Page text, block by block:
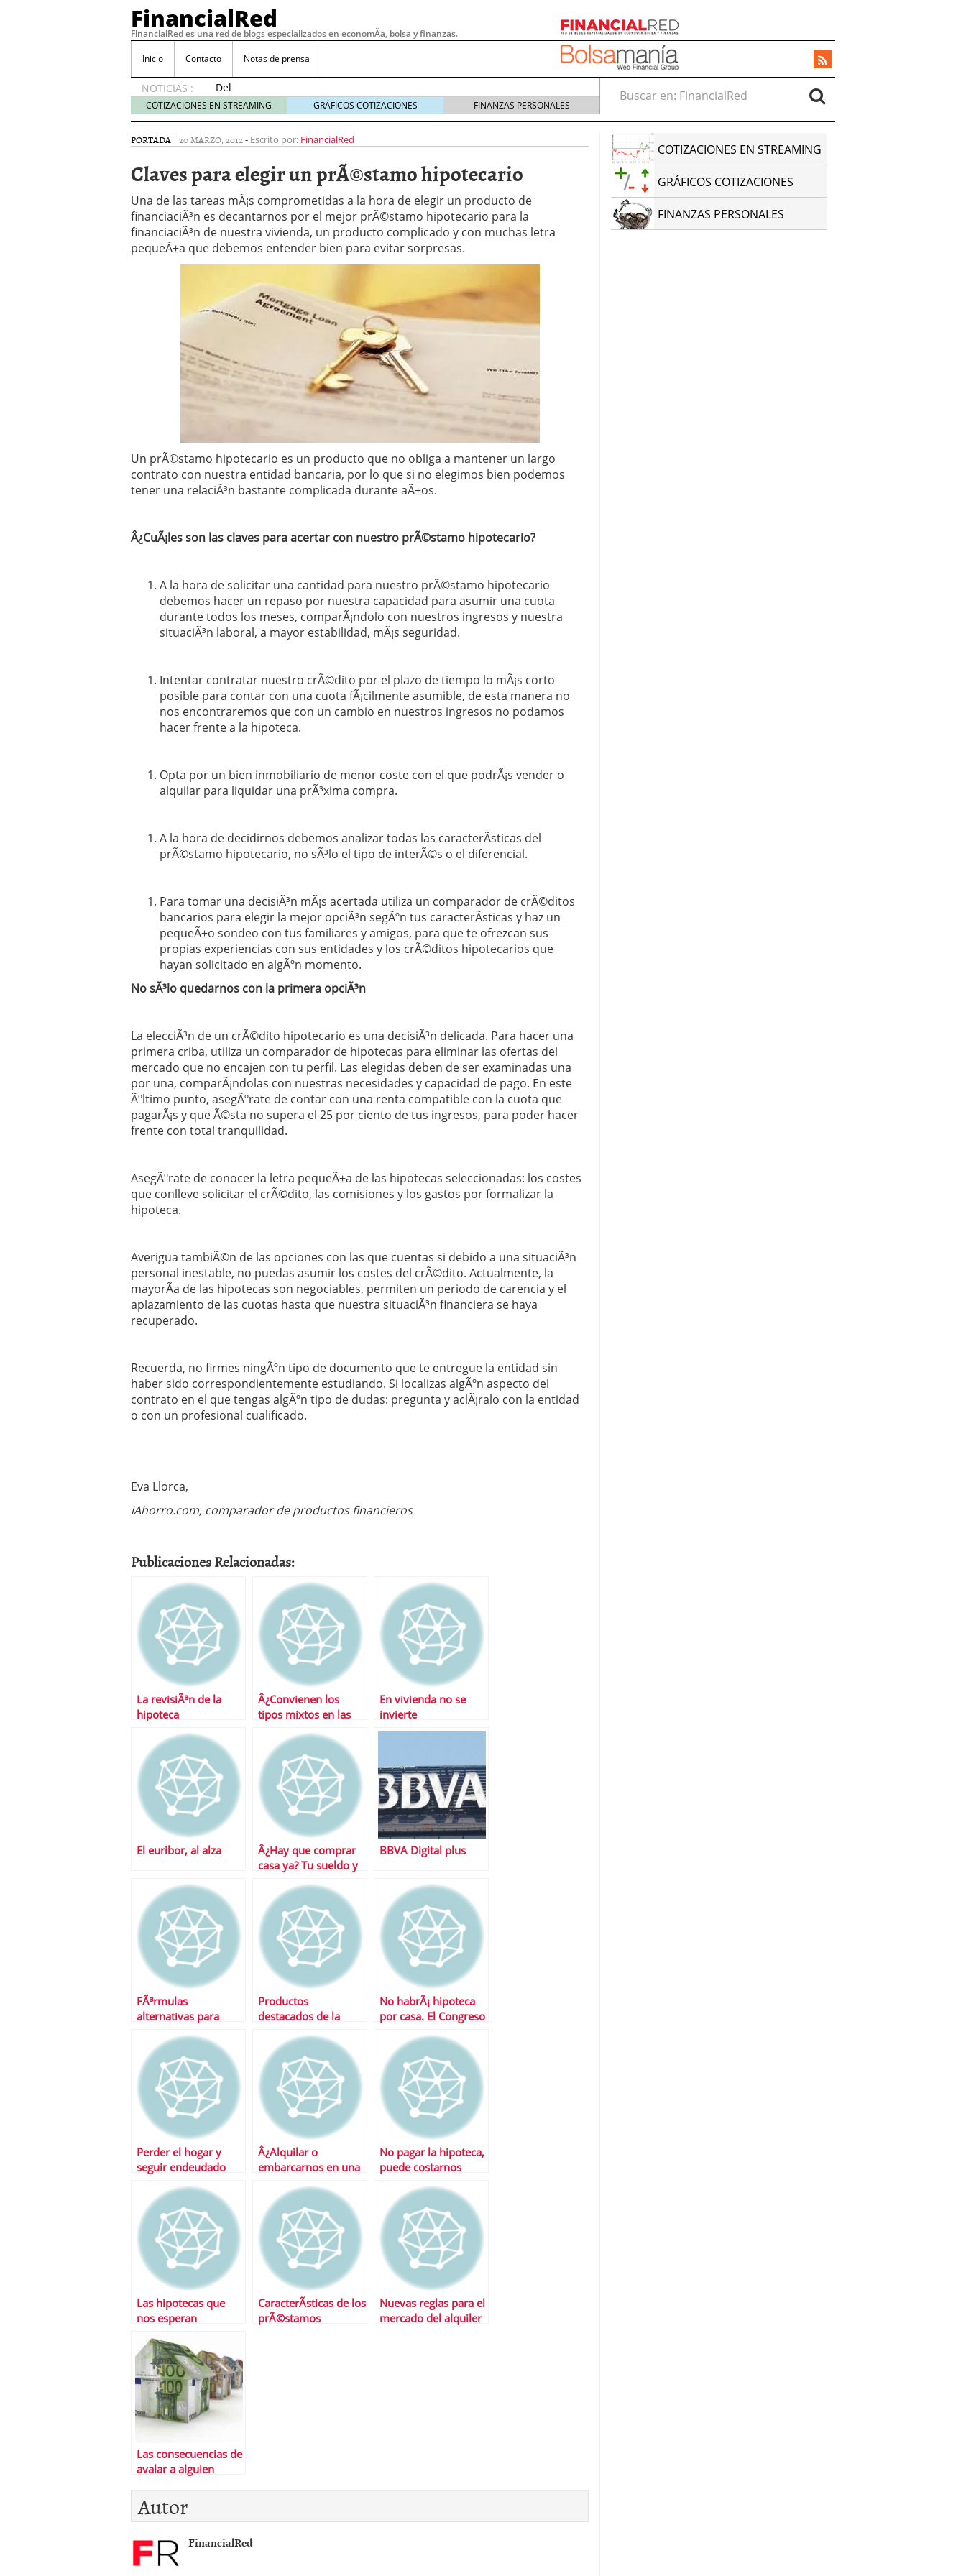
FinancialRed
FinancialRed es una red de blogs especializados en economÃ­a, bolsa y finanzas.
Inicio Contacto Notas de prensa
NOTICIAS :
Del
depósito
a la
cómo
cambiando
gestión
del
ahorro
en
Seguros de convenio en pymes: la obligación que muchas empresas
descubren cuando ya es demasiado tarde 20/07/2026
ReseÃ±a de SIFX: Lo Que Deben Saber los Traders Mexicanos Antes de
29/06/2026
Crear empresa online vs proceso tradicional: ventajas reales para pymes
29/05/2026
CÃ³mo afrontar una baja mÃ©dica cuando trabajas por cuenta propia
26/05/2026
COTIZACIONES EN STREAMING GRÁFICOS COTIZACIONES FINANZAS PERSONALES
Buscar en:
PORTADA | 20 MARZO, 2012- Escrito por: FinancialRed
Claves para elegir un prÃ©stamo hipotecario
Una de las tareas mÃ¡s comprometidas a la hora de elegir un producto de
financiaciÃ³n es decantarnos por el mejor prÃ©stamo hipotecario para la
financiaciÃ³n de nuestra vivienda, un producto complicado y con muchas letra
pequeÃ±a que debemos entender bien para evitar sorpresas.
Un prÃ©stamo hipotecario es un producto que no obliga a mantener un largo
contrato con nuestra entidad bancaria, por lo que si no elegimos bien podemos
tener una relaciÃ³n bastante complicada durante aÃ±os.
Â¿CuÃ¡les son las claves para acertar con nuestro prÃ©stamo hipotecario?
A la hora de solicitar una cantidad para nuestro prÃ©stamo hipotecario
debemos hacer un repaso por nuestra capacidad para asumir una cuota
durante todos los meses, comparÃ¡ndolo con nuestros ingresos y nuestra
situaciÃ³n laboral, a mayor estabilidad, mÃ¡s seguridad.
Intentar contratar nuestro crÃ©dito por el plazo de tiempo lo mÃ¡s corto
posible para contar con una cuota fÃ¡cilmente asumible, de esta manera no
nos encontraremos que con un cambio en nuestros ingresos no podamos
hacer frente a la hipoteca.
Opta por un bien inmobiliario de menor coste con el que podrÃ¡s vender o
alquilar para liquidar una prÃ³xima compra.
A la hora de decidirnos debemos analizar todas las caracterÃ­sticas del
prÃ©stamo hipotecario, no sÃ³lo el tipo de interÃ©s o el diferencial.
Para tomar una decisiÃ³n mÃ¡s acertada utiliza un comparador de crÃ©ditos
bancarios para elegir la mejor opciÃ³n segÃºn tus caracterÃ­sticas y haz un
pequeÃ±o sondeo con tus familiares y amigos, para que te ofrezcan sus
propias experiencias con sus entidades y los crÃ©ditos hipotecarios que
hayan solicitado en algÃºn momento.
No sÃ³lo quedarnos con la primera opciÃ³n
La elecciÃ³n de un crÃ©dito hipotecario es una decisiÃ³n delicada. Para hacer una
primera criba, utiliza un comparador de hipotecas para eliminar las ofertas del
mercado que no encajen con tu perfil. Las elegidas deben de ser examinadas una
por una, comparÃ¡ndolas con nuestras necesidades y capacidad de pago. En este
Ãºltimo punto, asegÃºrate de contar con una renta compatible con la cuota que
pagarÃ¡s y que Ã©sta no supera el 25 por ciento de tus ingresos, para poder hacer
frente con total tranquilidad.
AsegÃºrate de conocer la letra pequeÃ±a de las hipotecas seleccionadas: los costes
que conlleve solicitar el crÃ©dito, las comisiones y los gastos por formalizar la
hipoteca.
Averigua tambiÃ©n de las opciones con las que cuentas si debido a una situaciÃ³n
personal inestable, no puedas asumir los costes del crÃ©dito. Actualmente, la
mayorÃ­a de las hipotecas son negociables, permiten un periodo de carencia y el
aplazamiento de las cuotas hasta que nuestra situaciÃ³n financiera se haya
recuperado.
Recuerda, no firmes ningÃºn tipo de documento que te entregue la entidad sin
haber sido correspondientemente estudiando. Si localizas algÃºn aspecto del
contrato en el que tengas algÃºn tipo de dudas: pregunta y aclÃ¡ralo con la entidad
o con un profesional cualificado.
Eva Llorca,
iAhorro.com, comparador de productos financieros
Publicaciones Relacionadas:
La revisiÃ³n de la
hipoteca
Â¿Convienen los
tipos mixtos en las
En vivienda no se
invierte
El euribor, al alza
Â¿Hay que comprar
casa ya? Tu sueldo y
tienen la palabra
BBVA Digital plus
FÃ³rmulas
alternativas para
Productos
destacados de la
No habrÃ¡ hipoteca
por casa. El Congreso
Perder el hogar y
seguir endeudado
verdades, mentiras y
soluciones
Â¿Alquilar o
embarcarnos en una
No pagar la hipoteca,
puede costarnos
Las hipotecas que
nos esperan
CaracterÃ­sticas de los
prÃ©stamos
Nuevas reglas para el
mercado del alquiler
Las consecuencias de
avalar a alguien
Autor
FinancialRed
COTIZACIONES EN STREAMING
GRÁFICOS COTIZACIONES
FINANZAS PERSONALES